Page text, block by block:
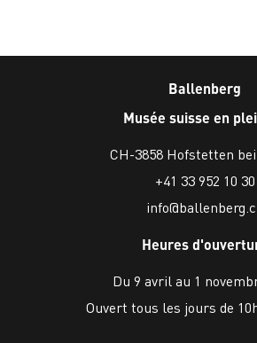
Ballenberg
Musée suisse en
CH-3858 Hofstetten
+41 33 952 10 30
Heures
Du 9 avril au 1
Ouvert tous les jours de